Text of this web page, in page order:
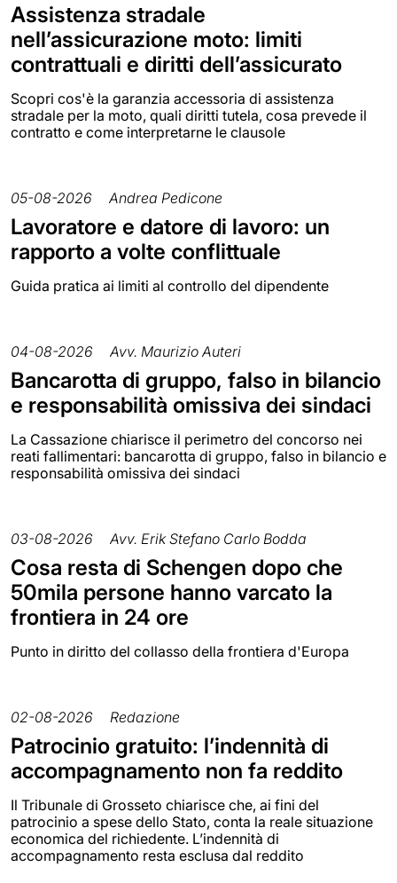
Assistenza stradale
nell’assicurazione moto: limiti
contrattuali e diritti dell’assicurato
Scopri cos'è la garanzia accessoria di assistenza
stradale per la moto, quali diritti tutela, cosa prevede il
contratto e come interpretarne le clausole
05-08-2026 Andrea Pedicone
Lavoratore e datore di lavoro: un
rapporto a volte conflittuale
Guida pratica ai limiti al controllo del dipendente
04-08-2026 Avv. Maurizio Auteri
Bancarotta di gruppo, falso in bilancio
e responsabilità omissiva dei sindaci
La Cassazione chiarisce il perimetro del concorso nei
reati fallimentari: bancarotta di gruppo, falso in bilancio e
responsabilità omissiva dei sindaci
03-08-2026 Avv. Erik Stefano Carlo Bodda
Cosa resta di Schengen dopo che
50mila persone hanno varcato la
frontiera in 24 ore
Punto in diritto del collasso della frontiera d'Europa
02-08-2026 Redazione
Patrocinio gratuito: l’indennità di
accompagnamento non fa reddito
Il Tribunale di Grosseto chiarisce che, ai fini del
patrocinio a spese dello Stato, conta la reale situazione
economica del richiedente. L’indennità di
accompagnamento resta esclusa dal reddito